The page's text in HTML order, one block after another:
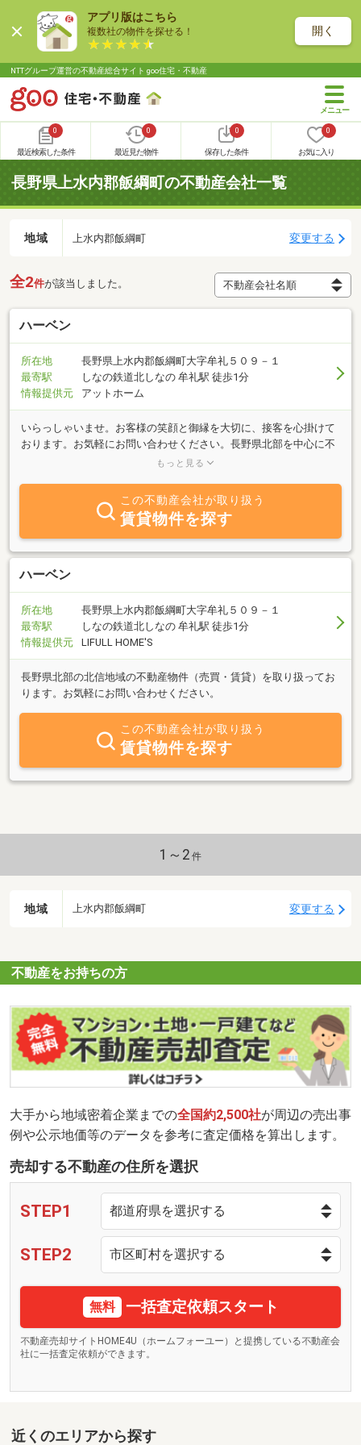
アプリ版はこちら
複数社の物件を探せる！ 開く
NTTグループ運営の不動産総合サイト goo住宅・不動産
0
最近検索した条件
0
最近見た物件
0
保存した条件
0
お気に入り
長野県上水内郡飯綱町の不動産会社一覧
地域 上水内郡飯綱町 変更する
全2件が該当しました。
ハーベン
所在地
長野県上水内郡飯綱町大字牟礼５０９－１
最寄駅
しなの鉄道北しなの 牟礼駅 徒歩1分
情報提供元
アットホーム
いらっしゃいませ。お客様の笑顔と御縁を大切に、接客を心掛けて
おります。お気軽にお問い合わせください。長野県北部を中心に不
動産売買、賃貸、管理業務を行っております。牟礼駅より徒歩１分
もっと見る
この不動産会社が取り扱う
賃貸物件を探す
ハーベン
所在地
長野県上水内郡飯綱町大字牟礼５０９－１
最寄駅
しなの鉄道北しなの 牟礼駅 徒歩1分
情報提供元
LIFULL HOME'S
長野県北部の北信地域の不動産物件（売買・賃貸）を取り扱ってお
ります。お気軽にお問い合わせください。
この不動産会社が取り扱う
賃貸物件を探す
1～2 件
地域 上水内郡飯綱町 変更する
不動産をお持ちの方
大手から地域密着企業までの全国約2,500社が周辺の売出事
例や公示地価等のデータを参考に査定価格を算出します。
売却する不動産の住所を選択
STEP1
STEP2
無料 一括査定依頼スタート
不動産売却サイトHOME4U（ホームフォーユー）と提携している不動産会
社に一括査定依頼ができます。
近くのエリアから探す